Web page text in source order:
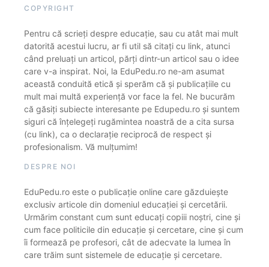
COPYRIGHT
Pentru că scrieți despre educație, sau cu atât mai mult
datorită acestui lucru, ar fi util să citați cu link, atunci
când preluați un articol, părți dintr-un articol sau o idee
care v-a inspirat. Noi, la EduPedu.ro ne-am asumat
această conduită etică și sperăm că și publicațiile cu
mult mai multă experiență vor face la fel. Ne bucurăm
că găsiți subiecte interesante pe Edupedu.ro și suntem
siguri că înțelegeți rugămintea noastră de a cita sursa
(cu link), ca o declarație reciprocă de respect și
profesionalism. Vă mulțumim!
DESPRE NOI
EduPedu.ro este o publicație online care găzduiește
exclusiv articole din domeniul educației și cercetării.
Urmărim constant cum sunt educați copiii noștri, cine și
cum face politicile din educație și cercetare, cine și cum
îi formează pe profesori, cât de adecvate la lumea în
care trăim sunt sistemele de educație și cercetare.